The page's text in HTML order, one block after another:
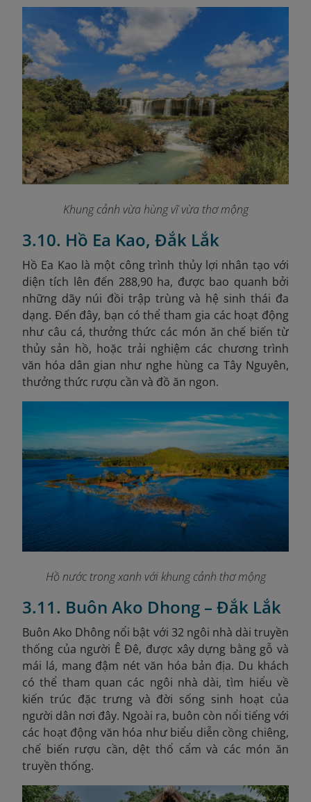
Khung cảnh vừa hùng vĩ vừa thơ mộng
3.10. Hồ Ea Kao, Đắk Lắk
Hồ Ea Kao là một công trình thủy lợi nhân tạo với
diện tích lên đến 288,90 ha, được bao quanh bởi
những dãy núi đồi trập trùng và hệ sinh thái đa
dạng. Đến đây, bạn có thể tham gia các hoạt động
như câu cá, thưởng thức các món ăn chế biến từ
thủy sản hồ, hoặc trải nghiệm các chương trình
văn hóa dân gian như nghe hùng ca Tây Nguyên,
thưởng thức rượu cần và đồ ăn ngon.
Hồ nước trong xanh với khung cảnh thơ mộng
3.11. Buôn Ako Dhong – Đắk Lắk
Buôn Ako Dhông nổi bật với 32 ngôi nhà dài truyền
thống của người Ê Đê, được xây dựng bằng gỗ và
mái lá, mang đậm nét văn hóa bản địa. Du khách
có thể tham quan các ngôi nhà dài, tìm hiểu về
kiến trúc đặc trưng và đời sống sinh hoạt của
người dân nơi đây. Ngoài ra, buôn còn nổi tiếng với
các hoạt động văn hóa như biểu diễn cồng chiêng,
chế biến rượu cần, dệt thổ cẩm và các món ăn
truyền thống.